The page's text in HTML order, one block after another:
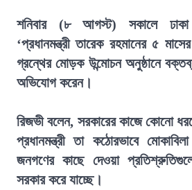
শনিবার (৮ আগস্ট) সকালে ঢাকা
‘প্রধানমন্ত্রী তারেক রহমানের ৫
গ্রন্থের মোড়ক উন্মোচন অনুষ্ঠানে
অভিযোগ করেন।
রিজভী বলেন, সরকারের কাজে কোনো
প্রধানমন্ত্রী তা কঠোরভাবে
জনগণের কাছে দেওয়া
সরকার করে যাচ্ছে।